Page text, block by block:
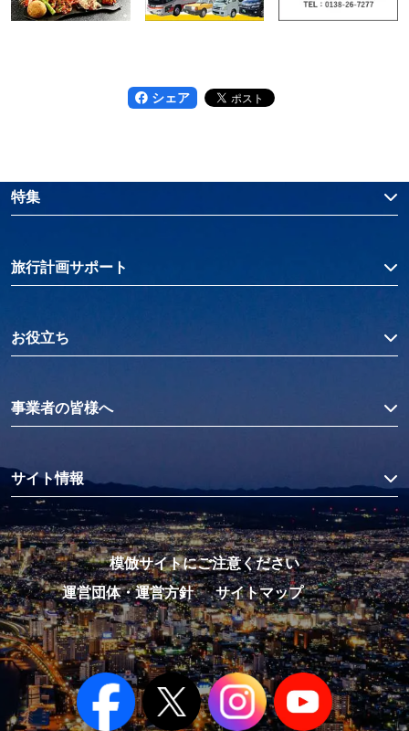
シェア
特集
旅行計画サポート
お役立ち
事業者の皆様へ
サイト情報
模倣サイトにご注意ください
運営団体・運営方針
サイトマップ